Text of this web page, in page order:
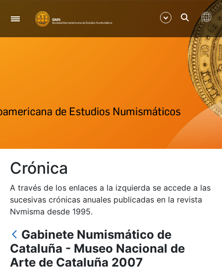
Nabigazioa
Erakutsi/Ezkutatu
Erakutsi/Ezkutatu
Erakutsi/Ezkutatu
Crónica
A través de los enlaces a la izquierda se accede a las
sucesivas crónicas anuales publicadas en la revista
Nvmisma desde 1995.
Gabinete Numismático de
Cataluña - Museo Nacional de
Arte de Cataluña 2007